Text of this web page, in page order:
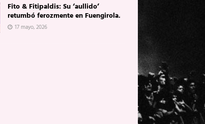
Fito & Fitipaldis: Su ‘aullido’
retumbó ferozmente en Fuengirola.
17 mayo, 2026